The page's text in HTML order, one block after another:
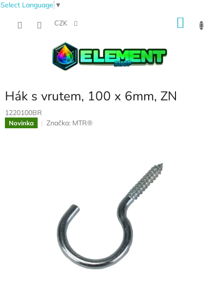
Select Language ▼
CZK
Hák s vrutem, 100 x 6mm, ZN
1220100BR
Novinka Značka: MTR®